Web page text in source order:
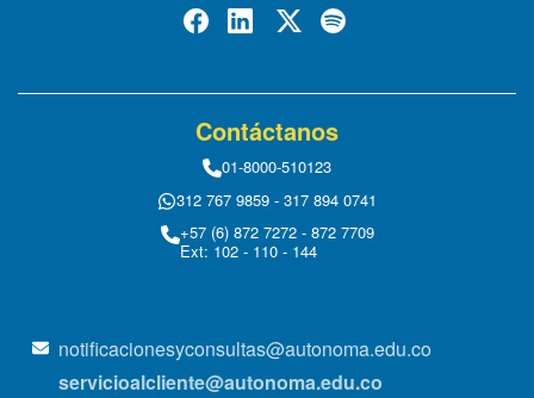
Contáctanos
01-8000-510123
312 767 9859 - 317 894 0741
+57 (6) 872 7272 - 872 7709
Ext: 102 - 110 - 144
notificacionesyconsultas@autonoma.edu.co
servicioalcliente@autonoma.edu.co